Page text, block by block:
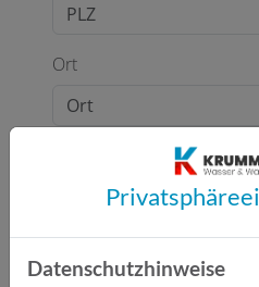
Ort
Datenschutzhinweise